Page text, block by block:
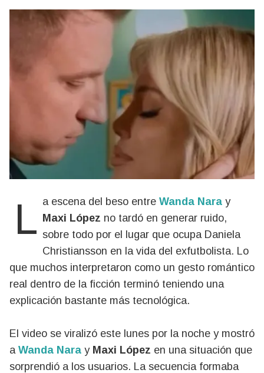
La escena del beso entre Wanda Nara y
Maxi López no tardó en generar ruido,
sobre todo por el lugar que ocupa Daniela
Christiansson en la vida del exfutbolista. Lo
que muchos interpretaron como un gesto romántico
real dentro de la ficción terminó teniendo una
explicación bastante más tecnológica.
El video se viralizó este lunes por la noche y mostró
a Wanda Nara y Maxi López en una situación que
sorprendió a los usuarios. La secuencia formaba